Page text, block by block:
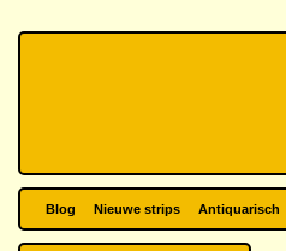
Blog Nieuwe strips Antiquarisch